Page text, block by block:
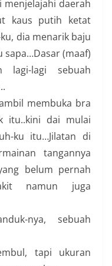
menjelajahi daerah
kaus putih ketat
dia menarik baju
sapa…Dasar (maaf)
lagi-lagi sebuah
membuka bra
itu..kini dai mulai
ku itu…Jilatan di
tangannya
belum pernah
namun juga
nya, sebuah
tapi ukuran